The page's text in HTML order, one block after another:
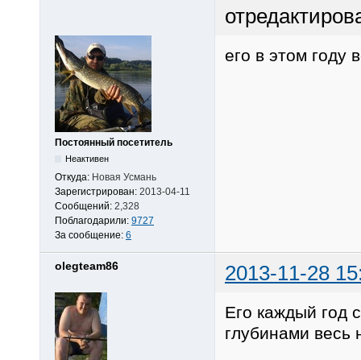
Постоянный посетитель
Неактивен
Откуда: Новая Усмань
Зарегистрирован: 2013-04-11
Сообщений: 2,328
Поблагодарили: 9727
За сообщение: 6
его в этом году
olegteam86 2013-11-28
Его каждый год
глубинами